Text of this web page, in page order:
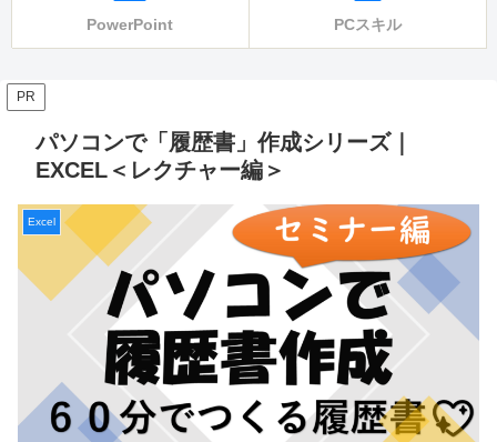
PowerPoint PCスキル
PR
パソコンで「履歴書」作成シリーズ｜
EXCEL＜レクチャー編＞
Excel